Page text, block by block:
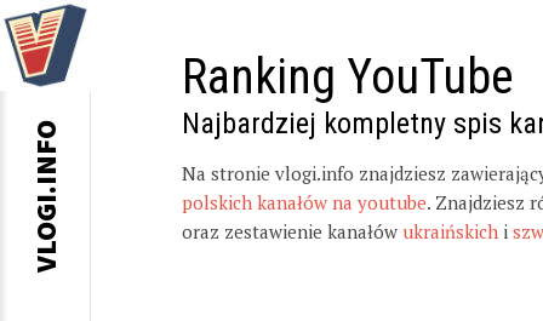
Ranking YouTube
Najbardziej kompletny spis
Na stronie vlogi.info znajdziesz
polskich kanałów na youtube. Znajdziesz
oraz zestawienie kanałów ukraińskich i
VLOGI.INFO